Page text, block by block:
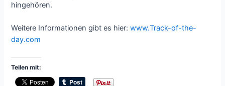
hingehören.
Weitere Informationen gibt es hier:www.Track-of-the-
day.com
Teilen mit: